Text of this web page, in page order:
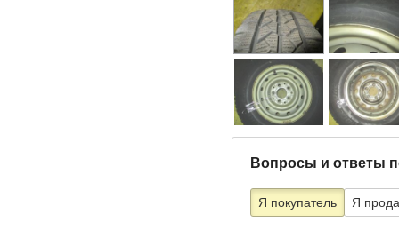
Вопросы и ответы
Я покупатель Я